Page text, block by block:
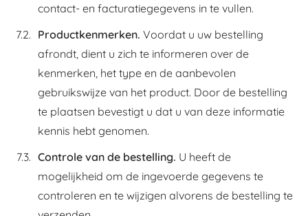
contact- en facturatiegegevens in te vullen.
Productkenmerken. Voordat u uw bestelling
afrondt, dient u zich te informeren over de
kenmerken, het type en de aanbevolen
gebruikswijze van het product. Door de bestelling
te plaatsen bevestigt u dat u van deze informatie
kennis hebt genomen.
Controle van de bestelling. U heeft de
mogelijkheid om de ingevoerde gegevens te
controleren en te wijzigen alvorens de bestelling te